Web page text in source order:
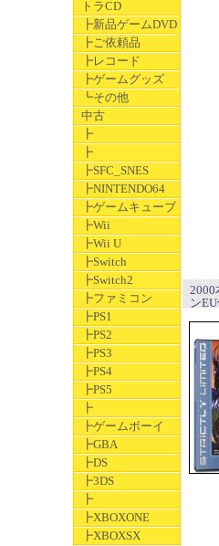
トラCD
┣新品ゲームDVD
┣ご依頼品
┣レコード
┣ゲームグッズ
┗その他
中古
┣
┣
┣SFC_SNES
┣NINTENDO64
┣ゲームキューブ
┣Wii
┣Wii U
┣Switch
┣Switch2
┣ファミコン
┣PS1
┣PS2
┣PS3
┣PS4
┣PS5
┣
┣ゲームボーイ
┣GBA
┣DS
┣3DS
┣
┣XBOXONE
┣XBOXSX
2000
ン